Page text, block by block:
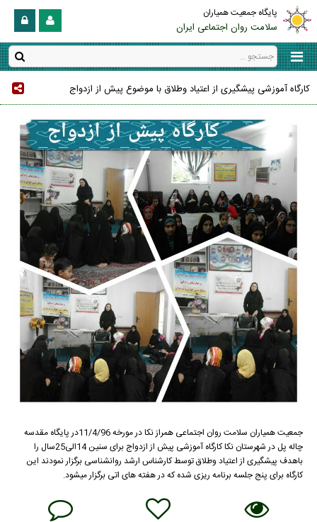
پایگاه جمعیت همیاران
سلامت روان اجتماعی ایران
کارگاه آموزشی پیشگیری از اعتیاد وطلاق با موضوع پیش از ازدواج
جمعیت همیاران سلامت روان اجتماعی همراز نکا در مورخه 11/4/96در پایگاه مقدسه
چاله پل در شهرستان نکا کارگاه آموزشی پیش از ازدواج برای سنین 14الی25سال را
باهدف پیشگیری از اعتیاد وطلاق توسط کارشناس ارشد روانشناسی برگزار نمودند این
کارگاه برای پنج جلسه برنامه ریزی شده که در هفته های اتی برگزار میشود.